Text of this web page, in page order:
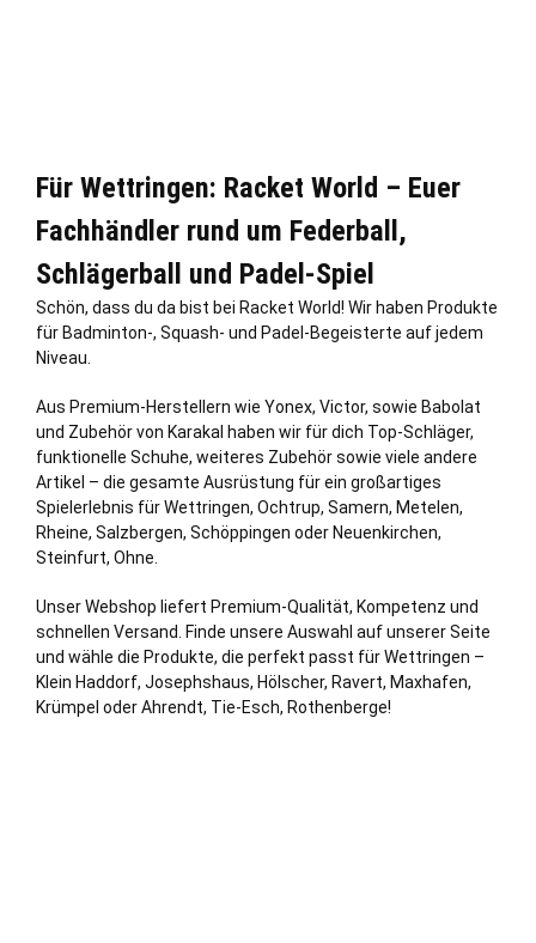
Für Wettringen: Racket World – Euer
Fachhändler rund um Federball,
Schlägerball und Padel-Spiel
Schön, dass du da bist bei Racket World! Wir haben Produkte
für Badminton-, Squash- und Padel-Begeisterte auf jedem
Niveau.
Aus Premium-Herstellern wie Yonex, Victor, sowie Babolat
und Zubehör von Karakal haben wir für dich Top-Schläger,
funktionelle Schuhe, weiteres Zubehör sowie viele andere
Artikel – die gesamte Ausrüstung für ein großartiges
Spielerlebnis für Wettringen, Ochtrup, Samern, Metelen,
Rheine, Salzbergen, Schöppingen oder Neuenkirchen,
Steinfurt, Ohne.
Unser Webshop liefert Premium-Qualität, Kompetenz und
schnellen Versand. Finde unsere Auswahl auf unserer Seite
und wähle die Produkte, die perfekt passt für Wettringen –
Klein Haddorf, Josephshaus, Hölscher, Ravert, Maxhafen,
Krümpel oder Ahrendt, Tie-Esch, Rothenberge!